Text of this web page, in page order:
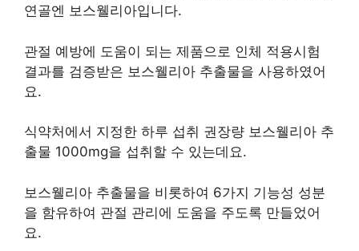
연골엔 보스웰리아입니다.
관절 예방에 도움이 되는 제품으로 인체 적용시험
결과를 검증받은 보스웰리아 추출물을 사용하였어
요.
식약처에서 지정한 하루 섭취 권장량 보스웰리아 추
출물 1000mg을 섭취할 수 있는데요.
보스웰리아 추출물을 비롯하여 6가지 기능성 성분
을 함유하여 관절 관리에 도움을 주도록 만들었어
요.